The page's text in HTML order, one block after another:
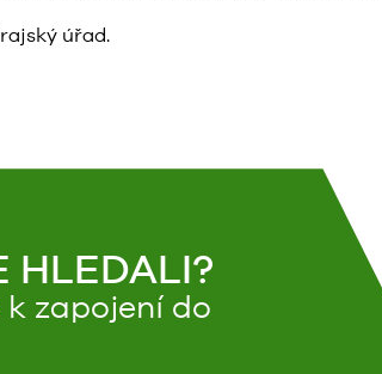
úřad.
HLEDALI?
zapojení do